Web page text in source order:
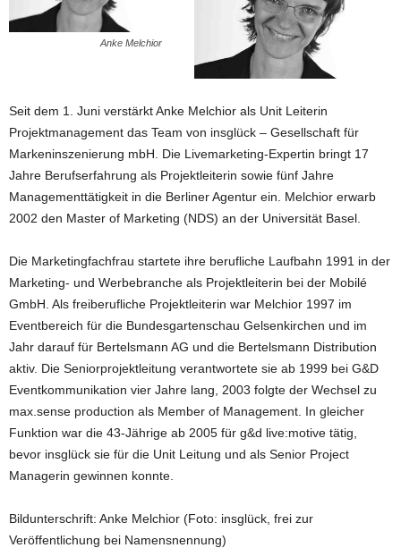
Anke Melchior
Seit dem 1. Juni verstärkt Anke Melchior als Unit Leiterin
Projektmanagement das Team von insglück – Gesellschaft für
Markeninszenierung mbH. Die Livemarketing-Expertin bringt 17
Jahre Berufserfahrung als Projektleiterin sowie fünf Jahre
Managementtätigkeit in die Berliner Agentur ein. Melchior erwarb
2002 den Master of Marketing (NDS) an der Universität Basel.
Die Marketingfachfrau startete ihre berufliche Laufbahn 1991 in der
Marketing- und Werbebranche als Projektleiterin bei der Mobilé
GmbH. Als freiberufliche Projektleiterin war Melchior 1997 im
Eventbereich für die Bundesgartenschau Gelsenkirchen und im
Jahr darauf für Bertelsmann AG und die Bertelsmann Distribution
aktiv. Die Seniorprojektleitung verantwortete sie ab 1999 bei G&D
Eventkommunikation vier Jahre lang, 2003 folgte der Wechsel zu
max.sense production als Member of Management. In gleicher
Funktion war die 43-Jährige ab 2005 für g&d live:motive tätig,
bevor insglück sie für die Unit Leitung und als Senior Project
Managerin gewinnen konnte.
Bildunterschrift: Anke Melchior (Foto: insglück, frei zur
Veröffentlichung bei Namensnennung)